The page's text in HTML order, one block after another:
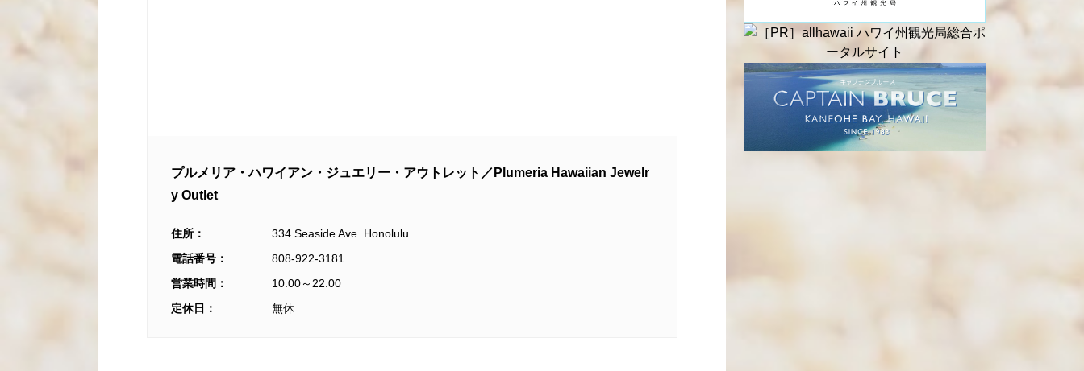
プルメリア・ハワイアン・ジュエリー・アウトレット／Plumeria Hawaiian Jewelr
y Outlet
住所：
334 Seaside Ave. Honolulu
電話番号：
808-922-3181
営業時間：
10:00～22:00
定休日：
無休